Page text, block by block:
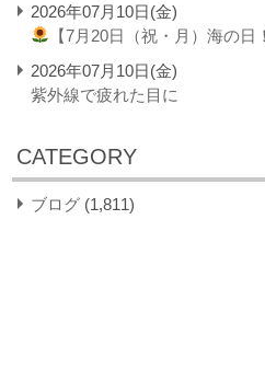
2026年07月10日(金)
【7月20日（祝・月）海の日
2026年07月10日(金)
紫外線で疲れた目に
CATEGORY
ブログ (1,811)